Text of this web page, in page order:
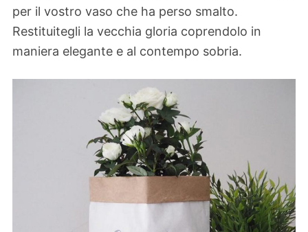
per il vostro vaso che ha perso smalto.
Restituitegli la vecchia gloria coprendolo in
maniera elegante e al contempo sobria.